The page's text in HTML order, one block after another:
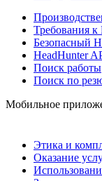
Требования
Безопасный
HeadHunter
Поиск работы
Поиск по
Мобильное
Этика и
Оказание